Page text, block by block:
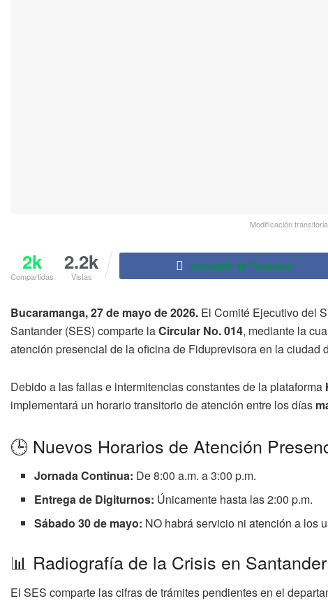
Modificación
2k
Compartidas
2.2k
Vistas
Compartir en Facebook
Bucaramanga, 27 de mayo de 2026. El Comité Ejecutivo del
Santander (SES) comparte laCircular No. 014, mediante la
atención presencial de la oficina de Fiduprevisora en la ciudad
Debido a las fallas e intermitencias constantes de la plataforma
implementará un horario transitorio de atención entre los días
🕒 Nuevos Horarios de Atención
Jornada Continua: De 8:00 a.m. a 3:00 p.m.
Entrega de Digiturnos: Únicamente hasta las 2:00 p.m.
Sábado 30 de mayo: NO habrá servicio ni atención a los
📊 Radiografía de la Crisis en
El SES comparte las cifras de trámites pendientes en el